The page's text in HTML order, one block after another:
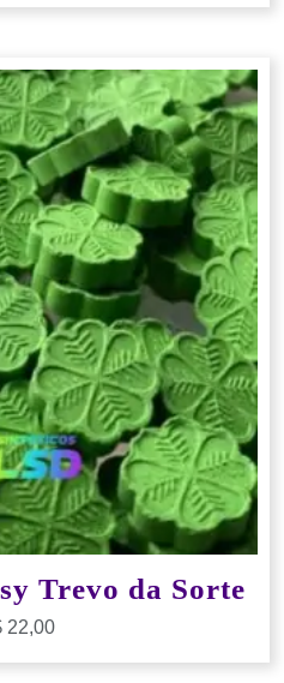
Trevo da Sorte
22,00